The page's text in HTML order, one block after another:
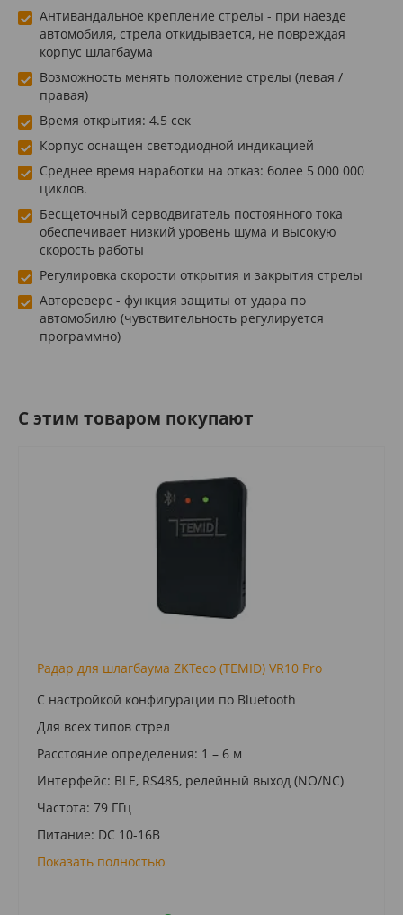
Антивандальное крепление стрелы - при наезде
автомобиля, стрела откидывается, не повреждая
корпус шлагбаума
Возможность менять положение стрелы (левая /
правая)
Время открытия: 4.5 сек
Корпус оснащен светодиодной индикацией
Среднее время наработки на отказ: более 5 000 000
циклов.
Бесщеточный серводвигатель постоянного тока
обеспечивает низкий уровень шума и высокую
скорость работы
Регулировка скорости открытия и закрытия стрелы
Автореверс - функция защиты от удара по
автомобилю (чувствительность регулируется
программно)
C этим товаром покупают
Радар для шлагбаума ZKTeco (TEMID) VR10 Pro
С настройкой конфигурации по Bluetooth
Для всех типов стрел
Расстояние определения: 1 – 6 м
Интерфейс: BLE, RS485, релейный выход (NO/NC)
Частота: 79 ГГц
Питание: DC 10-16В
Показать полностью